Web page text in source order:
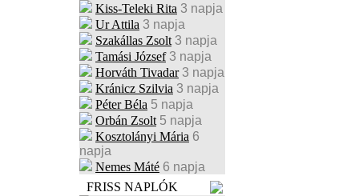
Kiss-Teleki Rita 3 napja
Ur Attila 3 napja
Szakállas Zsolt 3 napja
Tamási József 3 napja
Horváth Tivadar 3 napja
Kránicz Szilvia 3 napja
Péter Béla 5 napja
Orbán Zsolt 5 napja
Kosztolányi Mária 6
napja
Nemes Máté 6 napja
FRISS NAPLÓK